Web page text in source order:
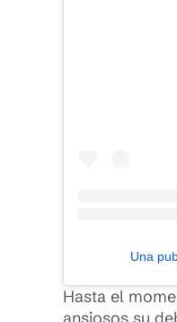
Una
Hasta el